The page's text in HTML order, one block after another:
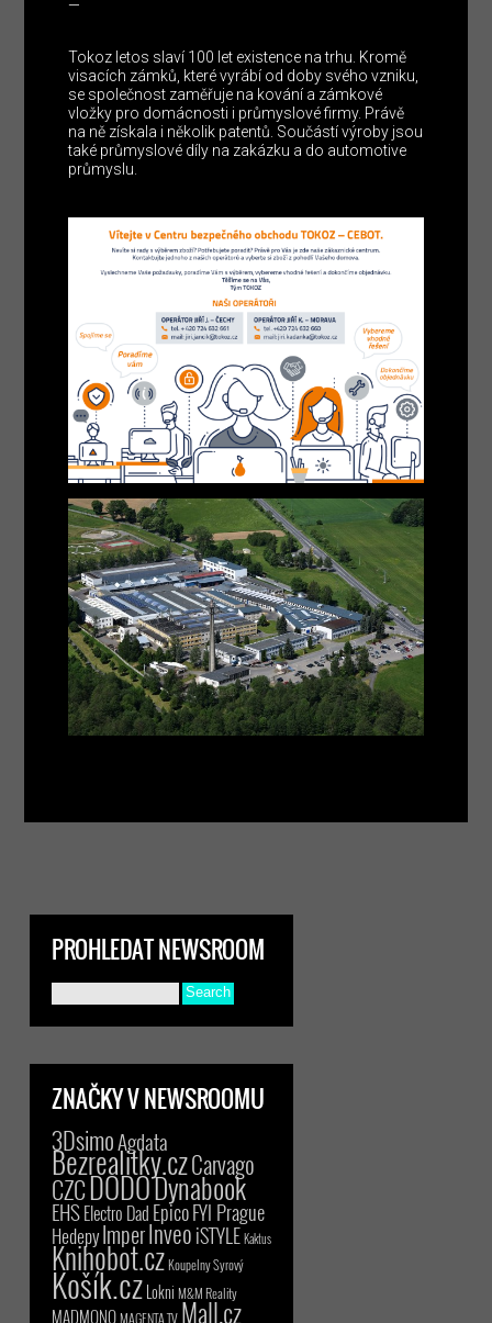
—
Tokoz letos slaví 100 let existence na trhu. Kromě
visacích zámků, které vyrábí od doby svého vzniku,
se společnost zaměřuje na kování a zámkové
vložky pro domácnosti i průmyslové firmy. Právě
na ně získala i několik patentů. Součástí výroby jsou
také průmyslové díly na zakázku a do automotive
průmyslu.
PROHLEDAT NEWSROOM
ZNAČKY V NEWSROOMU
3DsimoAgdata
Bezrealitky.czCarvago
CZCDODODynabook
EHSElectro Dad EpicoFYI Prague
HedepyImperInveoiSTYLE Kaktus
Knihobot.czKoupelny Syrový
Košík.czLokni M&M Reality
MADMONQMAGENTA TV Mall.cz